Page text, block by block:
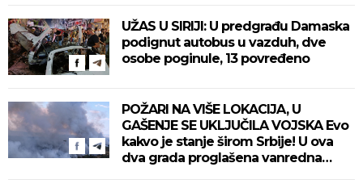
UŽAS U SIRIJI: U predgrađu Damaska
podignut autobus u vazduh, dve
osobe poginule, 13 povređeno
POŽARI NA VIŠE LOKACIJA, U
GAŠENJE SE UKLJUČILA VOJSKA Evo
kakvo je stanje širom Srbije! U ova
dva grada proglašena vanredna